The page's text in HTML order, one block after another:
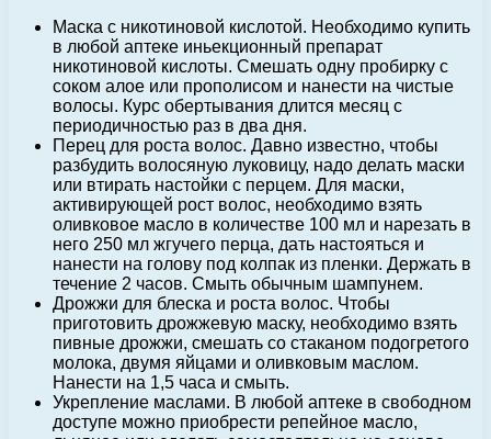
Маска с никотиновой кислотой. Необходимо купить
в любой аптеке иньекционный препарат
никотиновой кислоты. Смешать одну пробирку с
соком алое или прополисом и нанести на чистые
волосы. Курс обертывания длится месяц с
периодичностью раз в два дня.
Перец для роста волос. Давно известно, чтобы
разбудить волосяную луковицу, надо делать маски
или втирать настойки с перцем. Для маски,
активирующей рост волос, необходимо взять
оливковое масло в количестве 100 мл и нарезать в
него 250 мл жгучего перца, дать настояться и
нанести на голову под колпак из пленки. Держать в
течение 2 часов. Смыть обычным шампунем.
Дрожжи для блеска и роста волос. Чтобы
приготовить дрожжевую маску, необходимо взять
пивные дрожжи, смешать со стаканом подогретого
молока, двумя яйцами и оливковым маслом.
Нанести на 1,5 часа и смыть.
Укрепление маслами. В любой аптеке в свободном
доступе можно приобрести репейное масло,